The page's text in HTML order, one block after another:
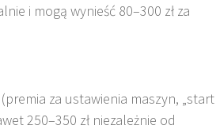
i mogą wynieść 80–300 zł za
za ustawienia maszyn, „start
250–350 zł niezależnie od